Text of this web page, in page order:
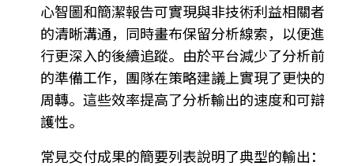
心智圖和簡潔報告可實現與非技術利益相關者
的清晰溝通，同時畫布保留分析線索，以便進
行更深入的後續追蹤。由於平台減少了分析前
的準備工作，團隊在策略建議上實現了更快的
周轉。這些效率提高了分析輸出的速度和可辯
護性。
常見交付成果的簡要列表說明了典型的輸出：